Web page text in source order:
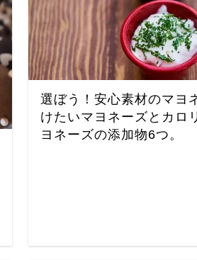
選ぼう！安心素材のマヨ
けたいマヨネーズとカロ
ヨネーズの添加物6つ。